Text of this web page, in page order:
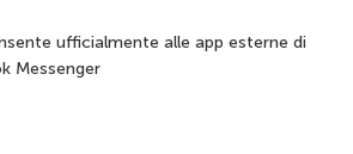
ufficialmente alle app esterne di
Messenger